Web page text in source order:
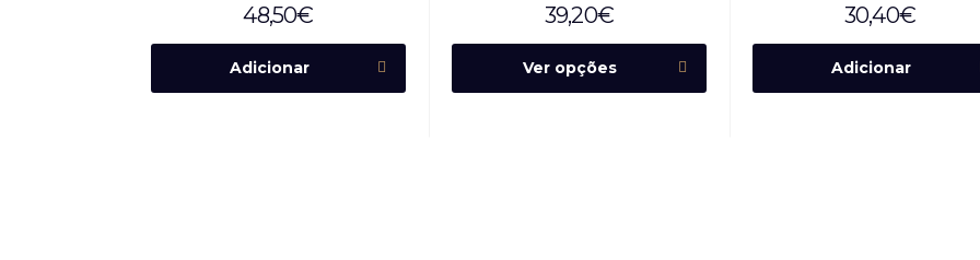
48,50€
Adicionar
39,20€
Ver opções
30,40€
Adicionar